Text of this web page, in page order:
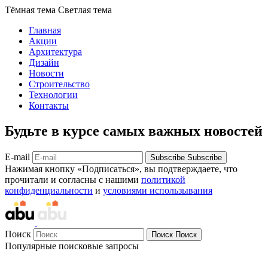
Тёмная тема Светлая тема
Главная
Акции
Архитектура
Дизайн
Новости
Строительство
Технологии
Контакты
Будьте в курсе самых важных новостей
E-mail Subscribe Subscribe
Нажимая кнопку «Подписаться», вы подтверждаете, что
прочитали и согласны с нашими политикой
конфиденциальности и условиями использывания
Поиск Поиск Поиск
Популярные поисковые запросы